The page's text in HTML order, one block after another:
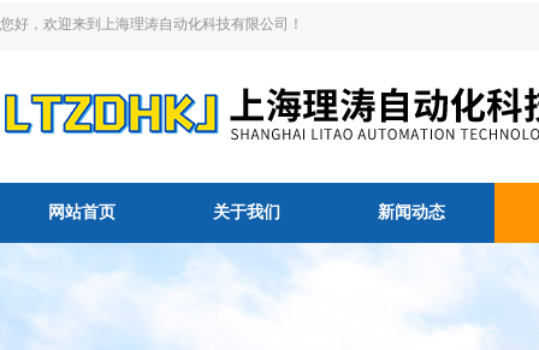
您好，欢迎来到上海理涛自动化科技有限公司！
网站首页 关于我们 新闻动态